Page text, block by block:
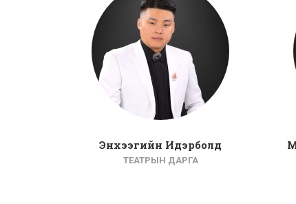
Энхээгийн Идэрболд
ТЕАТРЫН ДАРГА